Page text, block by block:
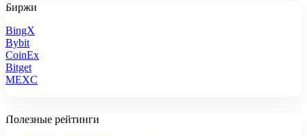
Биржи
BingX
Bybit
CoinEx
Bitget
MEXC
Полезные рейтинги